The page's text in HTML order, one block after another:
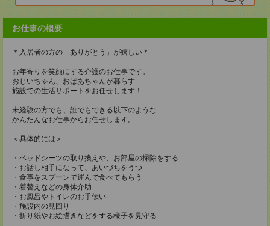
お仕事の概要
＊入居者の方の「ありがとう」が嬉しい＊
お年寄りを笑顔にする介護のお仕事です。
おじいちゃん、おばあちゃんが暮らす
施設での生活サポートをお任せします！
未経験の方でも、誰でもできる以下のような
かんたんなお仕事からお任せします。
＜具体的には＞
・ベッドシーツの取り換えや、お部屋の掃除をする
・お話し相手になって、あいづちをうつ
・食事をスプーンで運んで食べてもらう
・着替えなどの身体介助
・お風呂やトイレのお手伝い
・施設内の見回り
・折り紙やお絵描きなどをする様子を見守る